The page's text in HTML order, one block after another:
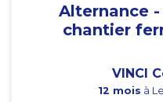
Alternance
chantier
VINCI
12 mois à